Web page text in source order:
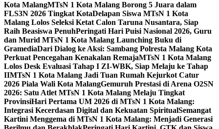
Kota MalangMTsN 1 Kota Malang Borong 5 Juara dalam
FLS3N 2026 Tingkat KotaDelapan Siswa MTsN 1 Kota
Malang Lolos Seleksi Ketat Calon Taruna Nusantara, Siap
Raih Beasiswa PenuhPeringati Hari Puisi Nasional 2026, Guru
dan Murid MTsN 1 Kota Malang Launching Buku di
GramediaDari Dialog ke Aksi: Sambang Polresta Malang Kota
Perkuat Pencegahan Kenakalan RemajaMTsN 1 Kota Malang
Lolos Desk Evaluasi Tahap I ZI-WBK, Siap Melaju ke Tahap
IIMTsN 1 Kota Malang Jadi Tuan Rumah Kejurkot Catur
2026 Piala Wali Kota MalangGemuruh Prestasi di Arena O2SN
2026: Satu Atlet MTsN 1 Kota Malang Melaju Tingkat
ProvinsiHari Pertama UM 2026 di MTsN 1 Kota Malang:
Integrasi Kecerdasan Digital dan Kekuatan SpiritualSemangat
Kartini Menggema di MTsN 1 Kota Malang: Menjadi Generasi